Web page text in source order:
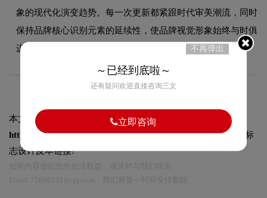
象的现代化演变趋势。每一次更新都紧跟时代审美潮流，同时
保持品牌核心识别元素的延续性，使品牌视觉形象始终与时俱
进，历久弥新。
本文标题和链接
Rewe超市logo含义及零售品牌理念:
https://logo9.net/works/13908.html转载时请注明出处为诗宸标
志设计及本链接!
不再弹出
～已经到底啦～
还有疑问欢迎直接咨询三文
立即咨询